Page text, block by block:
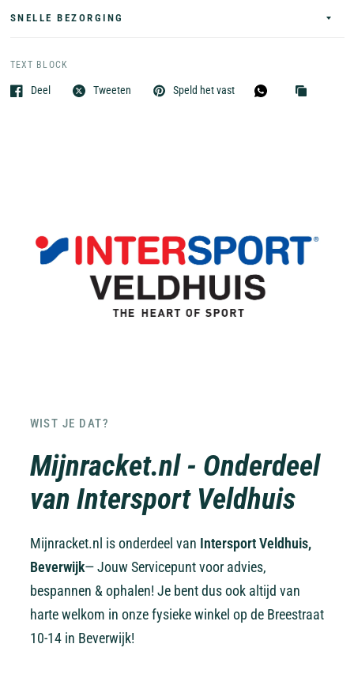
SNELLE BEZORGING
TEXT BLOCK
Deel Tweeten Speld het vast
WIST JE DAT?
Mijnracket.nl - Onderdeel
van Intersport Veldhuis
Mijnracket.nl is onderdeel van Intersport Veldhuis,
Beverwijk— Jouw Servicepunt voor advies,
bespannen & ophalen! Je bent dus ook altijd van
harte welkom in onze fysieke winkel op de Breestraat
10-14 in Beverwijk!